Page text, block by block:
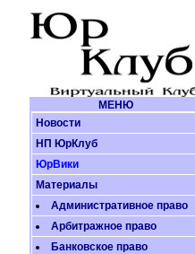
МЕНЮ
Новости
НП ЮрКлуб
ЮрВики
Материалы
Административное право
Арбитражное право
Банковское право